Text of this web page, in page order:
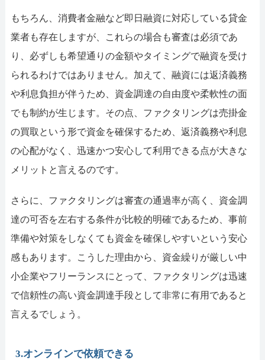
もちろん、消費者金融など即日融資に対応している貸金
業者も存在しますが、これらの場合も審査は必須であ
り、必ずしも希望通りの金額やタイミングで融資を受け
られるわけではありません。加えて、融資には返済義務
や利息負担が伴うため、資金調達の自由度や柔軟性の面
でも制約が生じます。その点、ファクタリングは売掛金
の買取という形で資金を確保するため、返済義務や利息
の心配がなく、迅速かつ安心して利用できる点が大きな
メリットと言えるのです。
さらに、ファクタリングは審査の通過率が高く、資金調
達の可否を左右する条件が比較的明確であるため、事前
準備や対策をしなくても資金を確保しやすいという安心
感もあります。こうした理由から、資金繰りが厳しい中
小企業やフリーランスにとって、ファクタリングは迅速
で信頼性の高い資金調達手段として非常に有用であると
言えるでしょう。
3.オンラインで依頼できる